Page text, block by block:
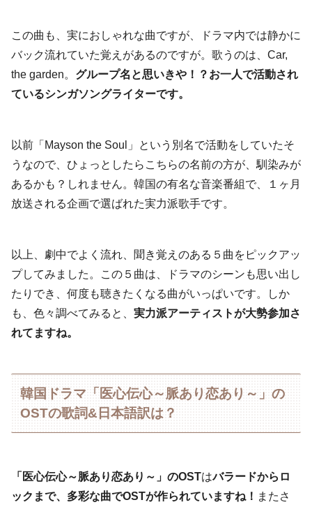
この曲も、実におしゃれな曲ですが、ドラマ内では静かに
バック流れていた覚えがあるのですが。歌うのは、Car,
the garden。 グループ名と思いきや！？お一人で活動され
ているシンガソングライターです。
以前「Mayson the Soul」という別名で活動をしていたそ
うなので、ひょっとしたらこちらの名前の方が、馴染みが
あるかも？しれません。韓国の有名な音楽番組で、１ヶ月
放送される企画で選ばれた実力派歌手です。
以上、劇中でよく流れ、聞き覚えのある５曲をピックアッ
プしてみました。この５曲は、ドラマのシーンも思い出し
たりでき、何度も聴きたくなる曲がいっぱいです。しか
も、色々調べてみると、 実力派アーティストが大勢参加さ
れてますね。
韓国ドラマ「医心伝心～脈あり恋あり～」の
OSTの歌詞&日本語訳は？
「医心伝心～脈あり恋あり～」のOSTはバラードからロ
ックまで、多彩な曲でOSTが作られていますね！ またさ